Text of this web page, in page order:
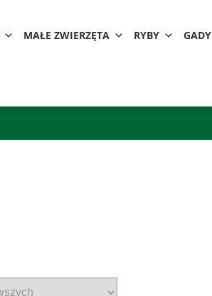
MAŁE ZWIERZĘTA RYBY GADY